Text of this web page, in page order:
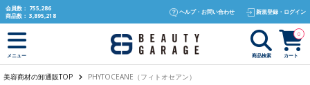
text.skipToContent
text.skipToNavigation
会員数： 755,286
商品数： 3,895,218
ヘルプ・お問い合わせ 新規登録・ログイン
メニュー 商品検索 カート
0
美容商材の卸通販TOP PHYTOCEANE（フィトオセアン）